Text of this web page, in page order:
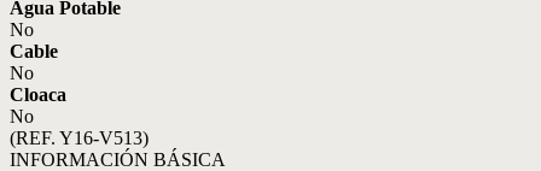
Agua Potable
No
Cable
No
Cloaca
No
(REF. Y16-V513)
INFORMACIÓN BÁSICA